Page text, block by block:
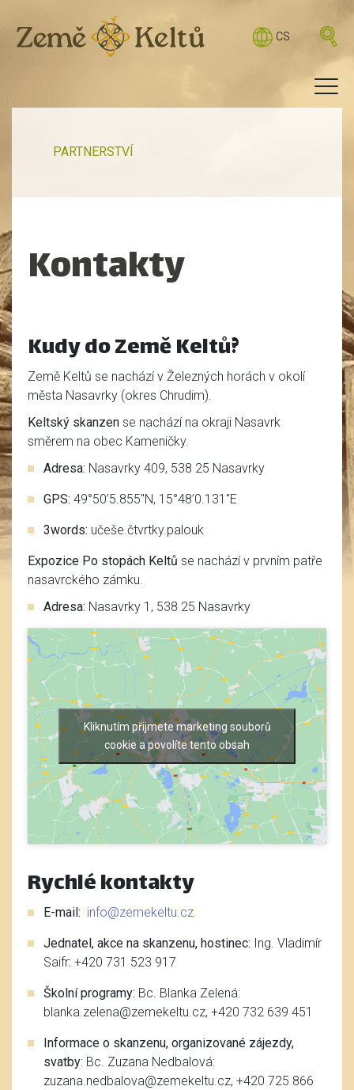
CS
PARTNERSTVÍ
Kontakty
Kudy do Země Keltů?
Země Keltů se nachází v Železných horách v okolí
města Nasavrky (okres Chrudim).
Keltský skanzen se nachází na okraji Nasavrk
směrem na obec Kameničky.
Adresa: Nasavrky 409, 538 25 Nasavrky
GPS: 49°50’5.855″N, 15°48’0.131″E
3words: učeše.čtvrtky.palouk
Expozice Po stopách Keltů se nachází v prvním patře
nasavrckého zámku.
Adresa: Nasavrky 1, 538 25 Nasavrky
Kliknutím přijmete marketing souborů
cookie a povolíte tento obsah
Rychlé kontakty
E-mail: info@zemekeltu.cz
Jednatel, akce na skanzenu, hostinec: Ing. Vladimír
Saifr: +420 731 523 917
Školní programy: Bc. Blanka Zelená:
blanka.zelena@zemekeltu.cz, +420 732 639 451
Informace o skanzenu, organizované zájezdy,
svatby: Bc. Zuzana Nedbalová:
zuzana.nedbalova@zemekeltu.cz, +420 725 866